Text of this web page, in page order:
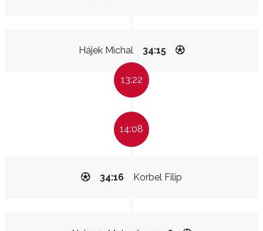
Hájek Michal 34:15
13:22
14:08
Korbel Filip
34:16